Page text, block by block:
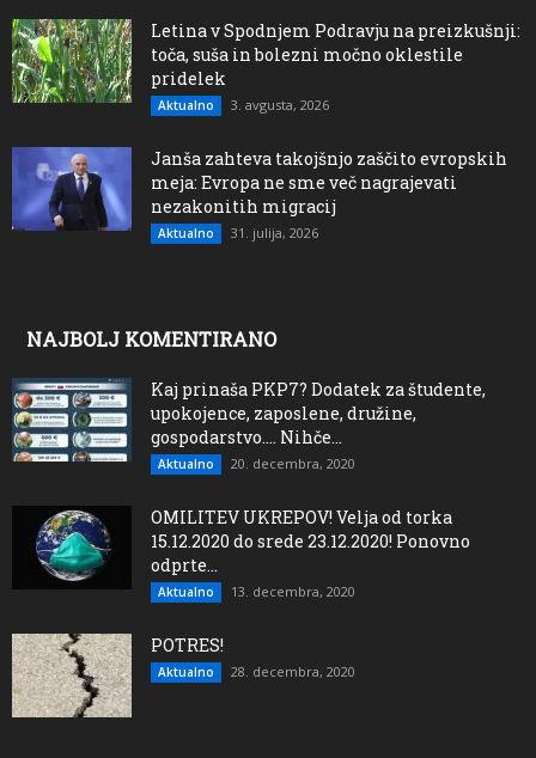
Letina v Spodnjem Podravju na preizkušnji:
toča, suša in bolezni močno oklestile
pridelek
Aktualno 3. avgusta, 2026
Janša zahteva takojšnjo zaščito evropskih
meja: Evropa ne sme več nagrajevati
nezakonitih migracij
Aktualno 31. julija, 2026
NAJBOLJ KOMENTIRANO
Kaj prinaša PKP7? Dodatek za študente,
upokojence, zaposlene, družine,
gospodarstvo…. Nihče...
Aktualno 20. decembra, 2020
OMILITEV UKREPOV! Velja od torka
15.12.2020 do srede 23.12.2020! Ponovno
odprte...
Aktualno 13. decembra, 2020
POTRES!
Aktualno 28. decembra, 2020